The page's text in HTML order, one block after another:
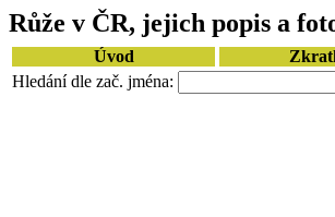
Růže v ČR, jejich popis a
Úvod
Hledání dle zač. jména: